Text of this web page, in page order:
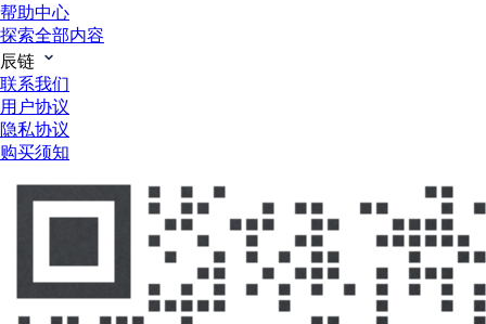
帮助中心
探索全部内容
辰链
联系我们
用户协议
隐私协议
购买须知